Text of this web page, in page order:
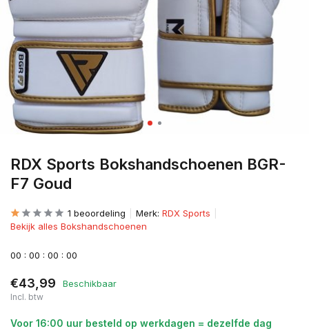
RDX Sports Bokshandschoenen BGR-
F7 Goud
1 beoordeling Merk: RDX Sports
Bekijk alles Bokshandschoenen
00 : 00 : 00 : 00
€43,99 Beschikbaar
Incl. btw
Voor 16:00 uur besteld op werkdagen = dezelfde dag